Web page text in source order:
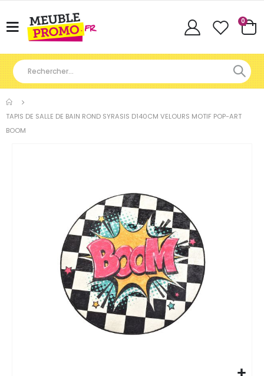
Basculer
Cart
0
TAPIS DE SALLE DE BAIN ROND SYRASIS D140CM VELOURS MOTIF POP-ART
BOOM